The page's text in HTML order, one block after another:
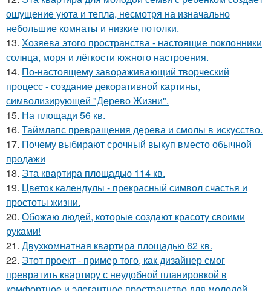
ощущение уюта и тепла, несмотря на изначально
небольшие комнаты и низкие потолки.
13. Хозяева этого пространства - настоящие поклонники
солнца, моря и лёгкости южного настроения.
14. По-настоящему завораживающий творческий
процесс - создание декоративной картины,
символизирующей "Дерево Жизни".
15. На площади 56 кв.
16. Таймлапс превращения дерева и смолы в искусство.
17. Почему выбирают срочный выкуп вместо обычной
продажи
18. Эта квартира площадью 114 кв.
19. Цветок календулы - прекрасный символ счастья и
простоты жизни.
20. Обожаю людей, которые создают красоту своими
руками!
21. Двухкомнатная квартира площадью 62 кв.
22. Этот проект - пример того, как дизайнер смог
превратить квартиру с неудобной планировкой в